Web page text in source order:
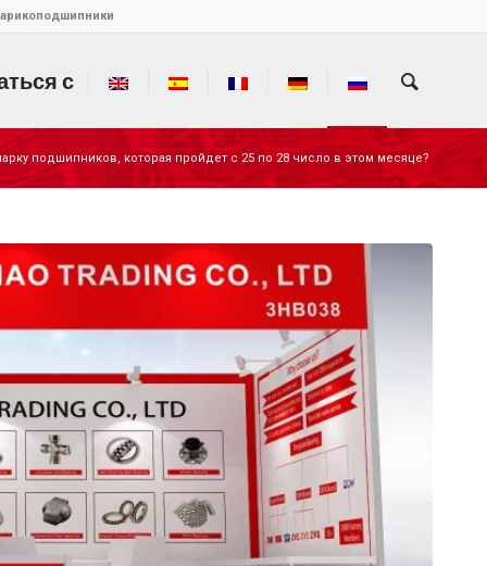
с
подшипников, которая пройдет с 25 по 28 число в этом месяце?